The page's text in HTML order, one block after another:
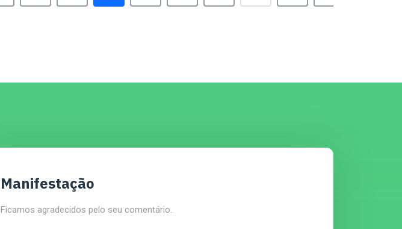
Manifestação
Ficamos agradecidos pelo seu comentário.